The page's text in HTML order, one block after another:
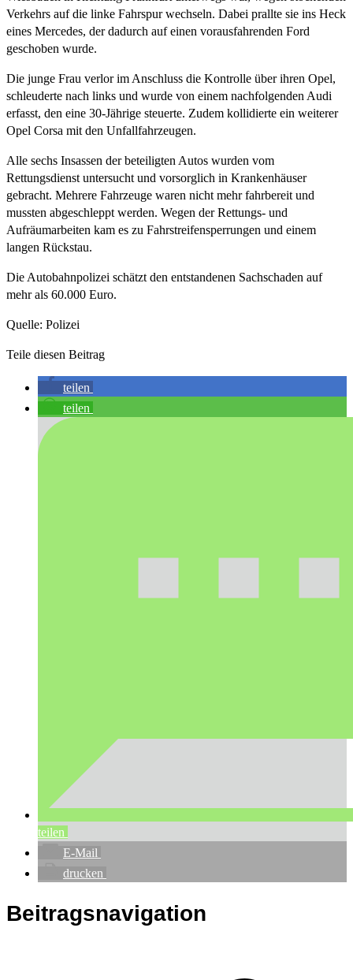
Verkehrs auf die linke Fahrspur wechseln. Dabei prallte sie ins Heck
eines Mercedes, der dadurch auf einen vorausfahrenden Ford
geschoben wurde.
Die junge Frau verlor im Anschluss die Kontrolle über ihren Opel,
schleuderte nach links und wurde von einem nachfolgenden Audi
erfasst, den eine 30-Jährige steuerte. Zudem kollidierte ein weiterer
Opel Corsa mit den Unfallfahrzeugen.
Alle sechs Insassen der beteiligten Autos wurden vom
Rettungsdienst untersucht und vorsorglich in Krankenhäuser
gebracht. Mehrere Fahrzeuge waren nicht mehr fahrbereit und
mussten abgeschleppt werden. Wegen der Rettungs- und
Aufräumarbeiten kam es zu Fahrstreifensperrungen und einem
langen Rückstau.
Die Autobahnpolizei schätzt den entstandenen Sachschaden auf
mehr als 60.000 Euro.
Quelle: Polizei
Teile diesen Beitrag
teilen
teilen
teilen
E-Mail
drucken
Beitragsnavigation